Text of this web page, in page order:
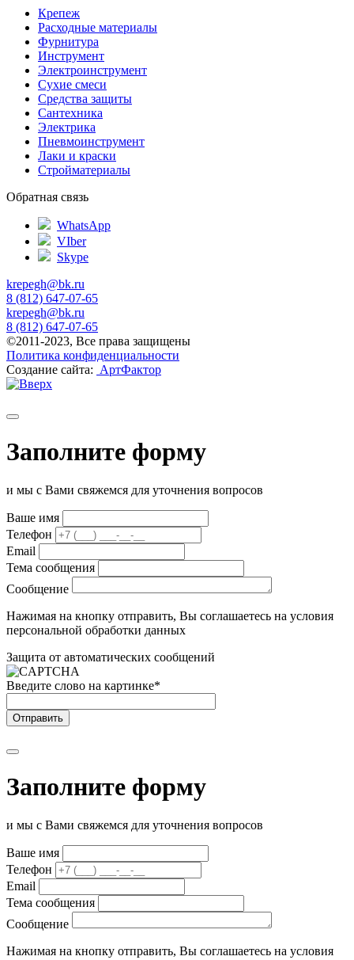
Крепеж
Расходные материалы
Фурнитура
Инструмент
Электроинструмент
Сухие смеси
Средства защиты
Сантехника
Электрика
Пневмоинструмент
Лаки и краски
Стройматериалы
Обратная связь
WhatsApp
VIber
Skype
krepegh@bk.ru
8 (812) 647-07-65
krepegh@bk.ru
8 (812) 647-07-65
©2011-2023, Все права защищены
Политика конфиденциальности
Создание сайта: АртФактор
Заполните форму
и мы с Вами свяжемся для уточнения вопросов
Ваше имя
Телефон
Email
Тема сообщения
Сообщение
Нажимая на кнопку отправить, Вы соглашаетесь на условия
персональной обработки данных
Защита от автоматических сообщений
Введите слово на картинке*
Заполните форму
и мы с Вами свяжемся для уточнения вопросов
Ваше имя
Телефон
Email
Тема сообщения
Сообщение
Нажимая на кнопку отправить, Вы соглашаетесь на условия